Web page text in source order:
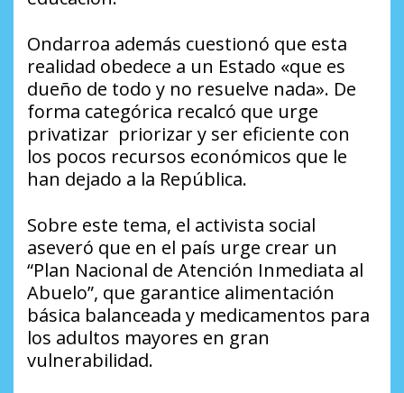
Ondarroa además cuestionó que esta
realidad obedece a un Estado «que es
dueño de todo y no resuelve nada». De
forma categórica recalcó que urge
privatizar priorizar y ser eficiente con
los pocos recursos económicos que le
han dejado a la República.
Sobre este tema, el activista social
aseveró que en el país urge crear un
“Plan Nacional de Atención Inmediata al
Abuelo”, que garantice alimentación
básica balanceada y medicamentos para
los adultos mayores en gran
vulnerabilidad.